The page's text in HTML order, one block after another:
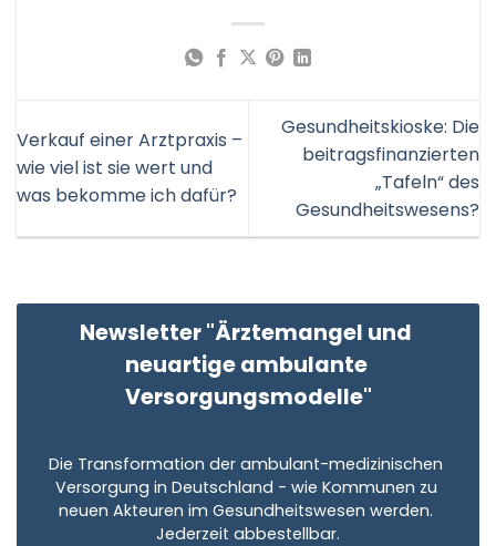
Verkauf einer Arztpraxis –
wie viel ist sie wert und
was bekomme ich dafür?
Gesundheitskioske: Die
beitragsfinanzierten
„Tafeln“ des
Gesundheitswesens?
Newsletter "Ärztemangel und
neuartige ambulante
Versorgungsmodelle"
Die Transformation der ambulant-medizinischen
Versorgung in Deutschland - wie Kommunen zu
neuen Akteuren im Gesundheitswesen werden.
Jederzeit abbestellbar.